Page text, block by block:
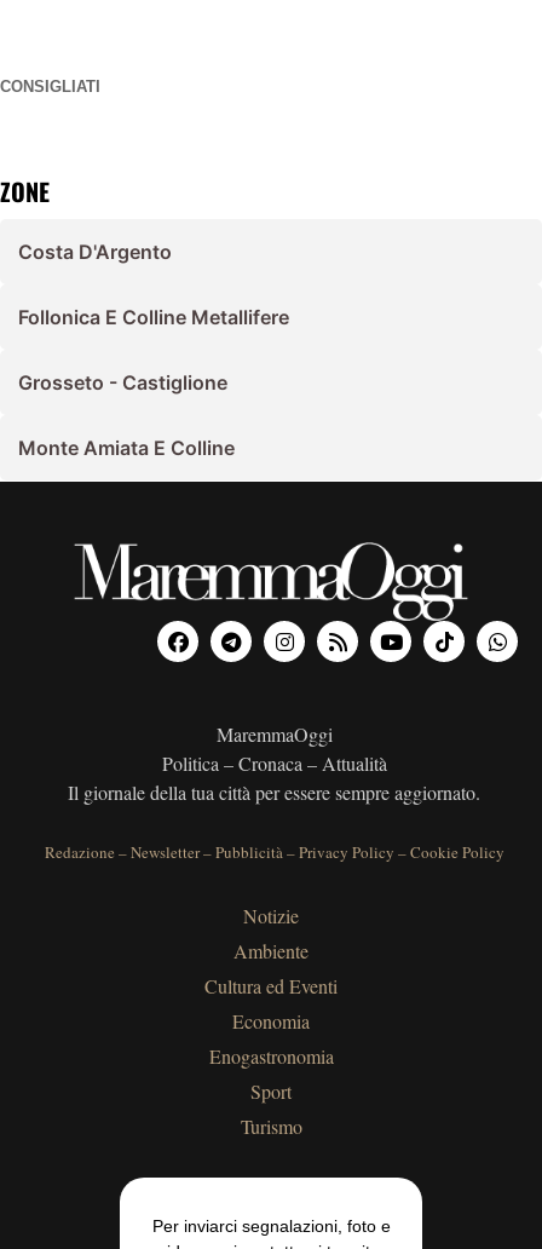
CONSIGLIATI
ZONE
Costa D'Argento
Follonica E Colline Metallifere
Grosseto - Castiglione
Monte Amiata E Colline
MaremmaOggi
Politica – Cronaca – Attualità
Il giornale della tua città per essere sempre aggiornato.
Redazione –Newsletter–Pubblicità–Privacy Policy –Cookie Policy
Notizie
Ambiente
Cultura ed Eventi
Economia
Enogastronomia
Sport
Turismo
Per inviarci segnalazioni, foto e